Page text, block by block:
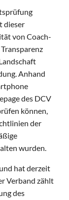
dieser
von Coach-
Anhand
des DCV
können,
der
wurden.
hat derzeit
Verband zählt
des